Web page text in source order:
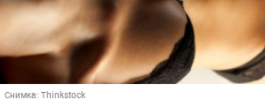
Снимка: Thinkstock